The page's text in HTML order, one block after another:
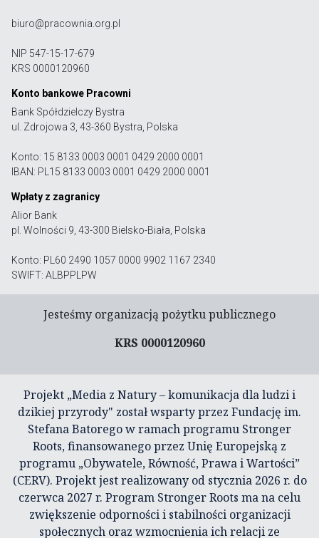
biuro@pracownia.org.pl
NIP 547-15-17-679
KRS 0000120960
Konto bankowe Pracowni
Bank Spółdzielczy Bystra
ul. Zdrojowa 3, 43-360 Bystra, Polska
Konto: 15 8133 0003 0001 0429 2000 0001
IBAN: PL15 8133 0003 0001 0429 2000 0001
Wpłaty z zagranicy
Alior Bank
pl. Wolności 9, 43-300 Bielsko-Biała, Polska
Konto: PL60 2490 1057 0000 9902 1167 2340
SWIFT: ALBPPLPW
Jesteśmy organizacją pożytku publicznego
KRS 0000120960
Projekt „Media z Natury – komunikacja dla ludzi i
dzikiej przyrody" został wsparty przez Fundację im.
Stefana Batorego w ramach programu Stronger
Roots, finansowanego przez Unię Europejską z
programu „Obywatele, Równość, Prawa i Wartości”
(CERV). Projekt jest realizowany od stycznia 2026 r. do
czerwca 2027 r. Program Stronger Roots ma na celu
zwiększenie odporności i stabilności organizacji
społecznych oraz wzmocnienia ich relacji ze